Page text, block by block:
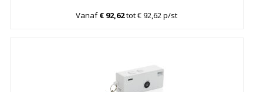
Vanaf€ 92,62tot € 92,62 p/st